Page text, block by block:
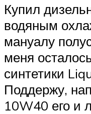
Купил
водяным
мануалу
меня
синтетики
Поддержу,
10W40 его и